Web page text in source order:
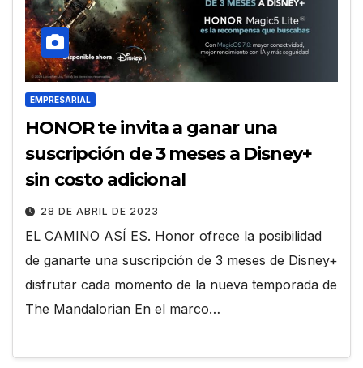
EMPRESARIAL
HONOR te invita a ganar una
suscripción de 3 meses a Disney+
sin costo adicional
28 DE ABRIL DE 2023
EL CAMINO ASÍ ES. Honor ofrece la posibilidad
de ganarte una suscripción de 3 meses de Disney+
disfrutar cada momento de la nueva temporada de
The Mandalorian En el marco…